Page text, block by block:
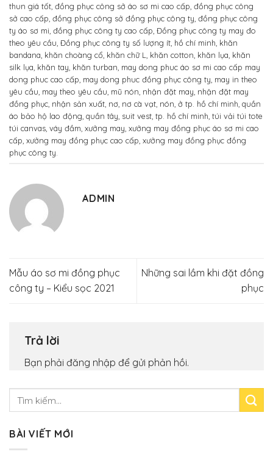
thun giá tốt đồng phục công sở áo sơ mi cao cấp đồng phục công
sở cao cấp đồng phục công sở đồng phục công ty đồng phục công
ty áo sơ mi đồng phục công ty cao cấp Đồng phục công ty may đo
theo yêu cầu Đồng phục công ty số lượng ít hồ chí minh khăn
bandana khăn choàng cổ khăn chữ L khăn cotton khăn lụa khăn
silk lụa khăn tay khăn turban may dong phuc áo sơ mi cao cấp may
dong phuc cao cấp may dong phuc đồng phục công ty may in theo
yêu cầu may theo yêu cầu mũ nón nhận đặt may nhận đặt may
đồng phục nhận sản xuất nơ nơ cà vạt nón ở tp. hồ chí minh quần
áo bảo hộ lao động quần tây suit vest tp. hồ chí minh túi vải túi tote
túi canvas váy đầm xưởng may xưởng may đồng phục áo sơ mi cao
cấp xưởng may đồng phục cao cấp xưởng may đồng phục đồng
phục công ty
ADMIN
Mẫu áo sơ mi đồng phục
công ty – Kiểu sọc 2021
Những sai lầm khi đặt đồng
phục
Trả lời
Bạn phải đăng nhập để gửi phản hồi.
BÀI VIẾT MỚI